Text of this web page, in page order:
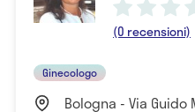
(0 recensioni)
Ginecologo
Bologna - Via Guido